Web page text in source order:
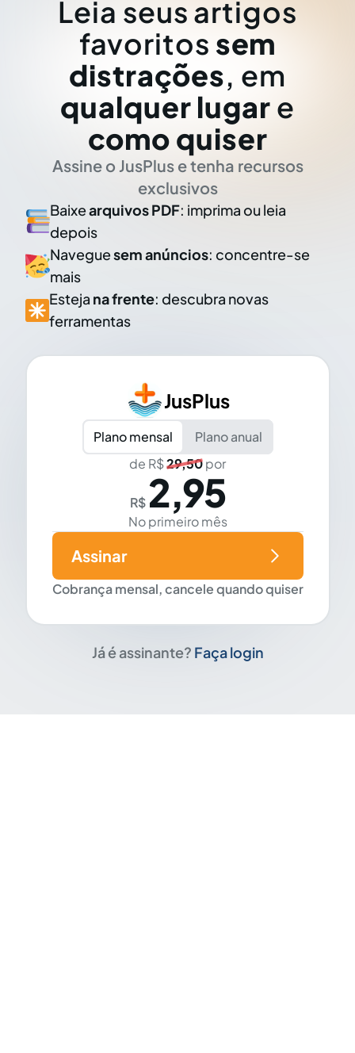
Leia seus artigos
favoritos sem
distrações, em
qualquer lugar e
como quiser
Assine o JusPlus e tenha recursos
exclusivos
Baixearquivos PDF: imprima ou leia
depois
Naveguesem anúncios: concentre-se
mais
Esteja na frente: descubra novas
ferramentas
JusPlus
Plano mensal
Plano anual
de R$29,50por
R$ 2,95
No primeiro mês
Cobrança mensal, cancele quando quiser
Assinar
Já é assinante? Faça login